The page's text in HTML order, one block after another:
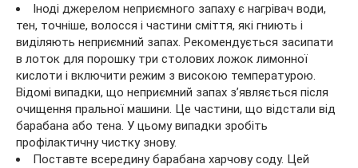
Іноді джерелом неприємного запаху є нагрівач води,
тен, точніше, волосся і частини сміття, які гниють і
виділяють неприємний запах. Рекомендується засипати
в лоток для порошку три столових ложок лимонної
кислоти і включити режим з високою температурою.
Відомі випадки, що неприємний запах з’являється після
очищення пральної машини. Це частини, що відстали від
барабана або тена. У цьому випадки зробіть
профілактичну чистку знову.
Поставте всередину барабана харчову соду. Цей